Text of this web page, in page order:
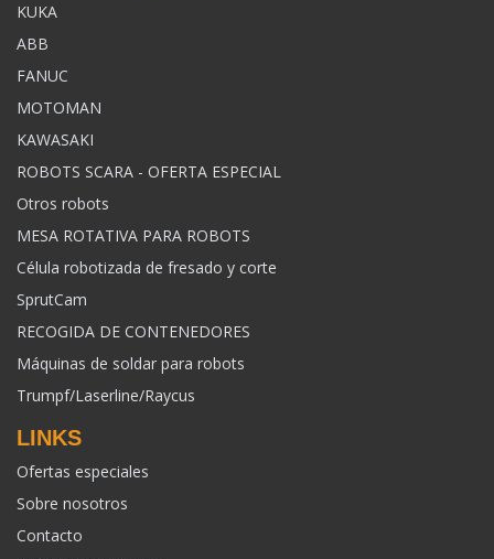
KUKA
ABB
FANUC
MOTOMAN
KAWASAKI
ROBOTS SCARA - OFERTA ESPECIAL
Otros robots
MESA ROTATIVA PARA ROBOTS
Célula robotizada de fresado y corte
SprutCam
RECOGIDA DE CONTENEDORES
Máquinas de soldar para robots
Trumpf/Laserline/Raycus
LINKS
Ofertas especiales
Sobre nosotros
Contacto